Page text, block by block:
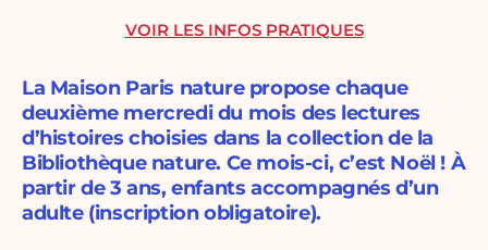
La Maison Paris nature propose chaque
deuxième mercredi du mois des lectures
d’histoires choisies dans la collection de la
Bibliothèque nature. Ce mois-ci, c’est Noël ! À
partir de 3 ans, enfants accompagnés d’un
adulte (inscription obligatoire).
VOIR LES INFOS PRATIQUES